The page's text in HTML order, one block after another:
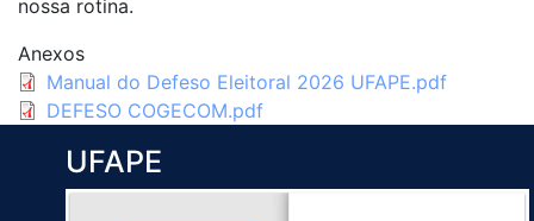
nossa rotina.
Anexos
Manual do Defeso Eleitoral 2026 UFAPE.pdf
DEFESO COGECOM.pdf
UFAPE